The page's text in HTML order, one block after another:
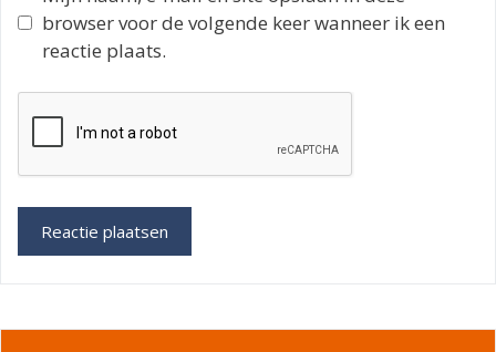
browser voor de volgende keer wanneer ik een
reactie plaats.